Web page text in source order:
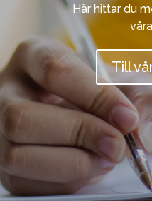
Här hittar du
Till